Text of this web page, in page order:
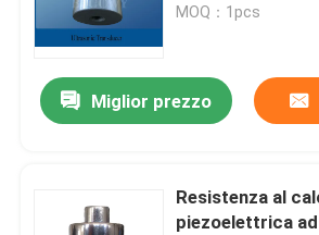
MOQ：1pcs
Miglior prezzo
Resistenza al
piezoelettrica